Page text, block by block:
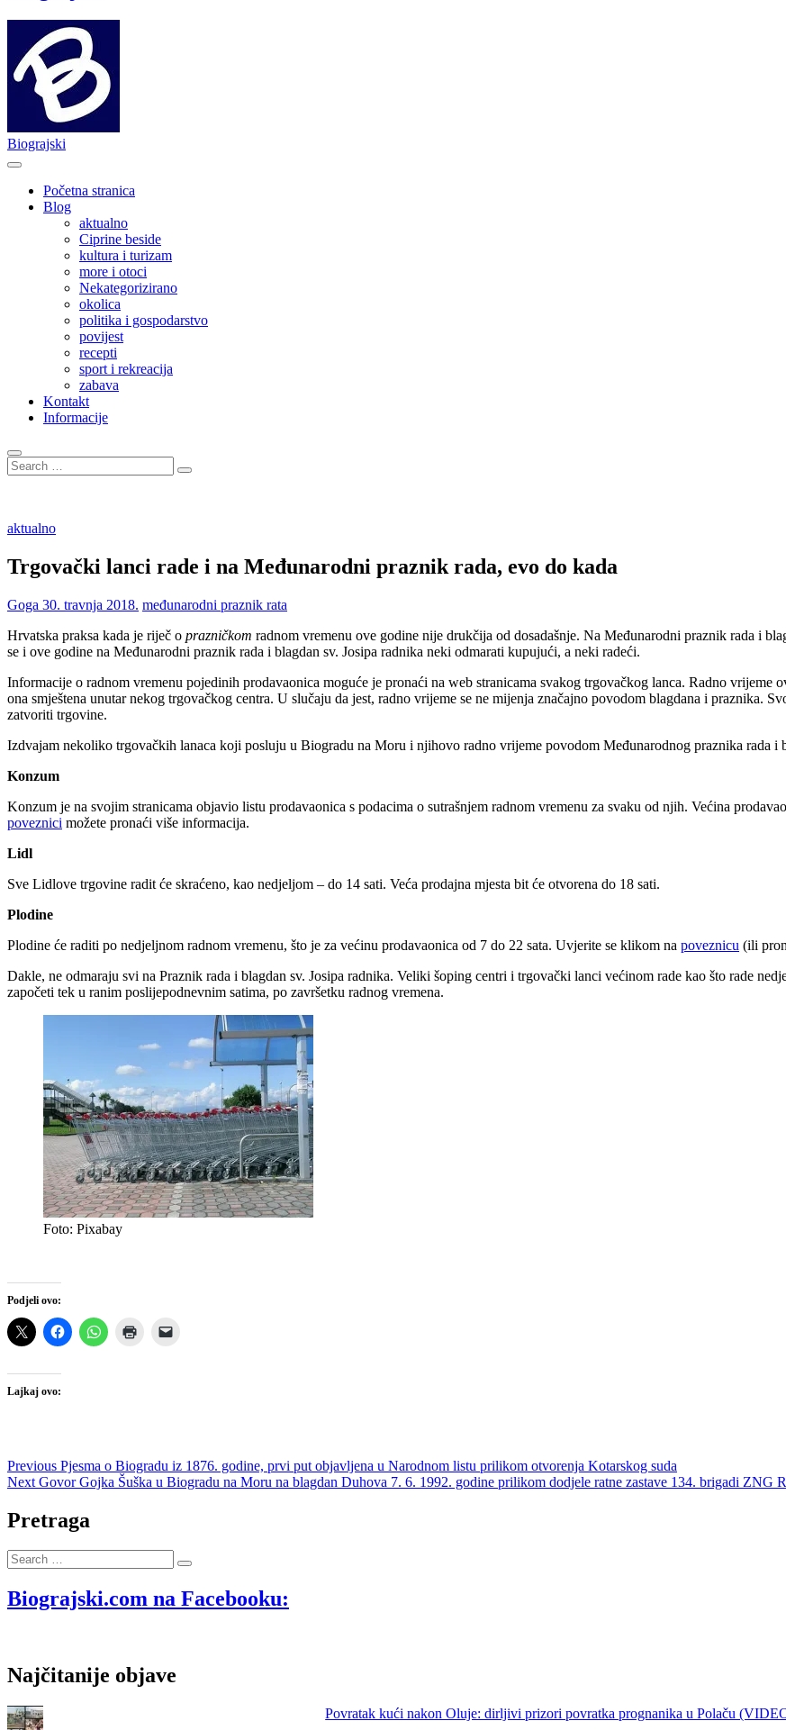
Biograjski
Početna stranica
Blog
aktualno
Ciprine beside
kultura i turizam
more i otoci
Nekategorizirano
okolica
politika i gospodarstvo
povijest
recepti
sport i rekreacija
zabava
Kontakt
Informacije
Search
…
aktualno
Trgovački lanci rade i na Međunarodni praznik rada, evo do kada
Goga 30. travnja 2018. međunarodni praznik rata
Hrvatska praksa kada je riječ o prazničkom radnom vremenu ove godine nije drukčija od dosadašnje. Na Međunarodni praznik rada i
se i ove godine na Međunarodni praznik rada i blagdan sv. Josipa radnika neki odmarati kupujući, a neki radeći.
Informacije o radnom vremenu pojedinih prodavaonica moguće je pronaći na web stranicama svakog trgovačkog lanca. Radno
ona smještena unutar nekog trgovačkog centra. U slučaju da jest, radno vrijeme se ne mijenja značajno povodom blagdana i praznika.
zatvoriti trgovine.
Izdvajam nekoliko trgovačkih lanaca koji posluju u Biogradu na Moru i njihovo radno vrijeme povodom Međunarodnog praznika rada i
Konzum
Konzum je na svojim stranicama objavio listu prodavaonica s podacima o sutrašnjem radnom vremenu za svaku od njih. Većina
poveznici možete pronaći više informacija.
Lidl
Sve Lidlove trgovine radit će skraćeno, kao nedjeljom – do 14 sati. Veća prodajna mjesta bit će otvorena do 18 sati.
Plodine
Plodine će raditi po nedjeljnom radnom vremenu, što je za većinu prodavaonica od 7 do 22 sata. Uvjerite se klikom na poveznicu (ili
Dakle, ne odmaraju svi na Praznik rada i blagdan sv. Josipa radnika. Veliki šoping centri i trgovački lanci većinom rade kao što rade
započeti tek u ranim poslijepodnevnim satima, po završetku radnog vremena.
Foto: Pixabay
Podjeli ovo:
Lajkaj ovo:
Navigacija
objava
Previous Previous
post:
Pjesma o Biogradu iz 1876. godine, prvi put objavljena u Narodnom listu prilikom otvorenja Kotarskog suda
Next Next
Govor Gojka Šuška u Biogradu na Moru na blagdan Duhova 7. 6. 1992. godine prilikom dodjele ratne zastave 134. brigadi ZNG
Pretraga
Search
…
Biograjski.com na Facebooku:
Najčitanije objave
Povratak kući nakon Oluje: dirljivi prizori povratka prognanika u Polaču